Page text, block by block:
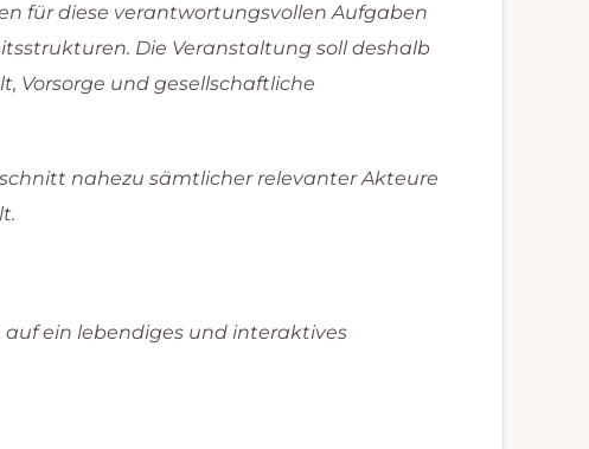
für diese verantwortungsvollen Aufgaben
Die Veranstaltung soll deshalb
Vorsorge und gesellschaftliche
nahezu sämtlicher relevanter Akteure
ein lebendiges und interaktives